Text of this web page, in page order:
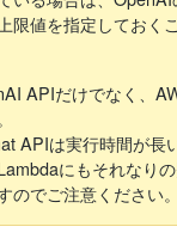
限値を指定しておく
APIだけでなく、
APIは実行時間が長
にもそれなり
のでご注意ください。